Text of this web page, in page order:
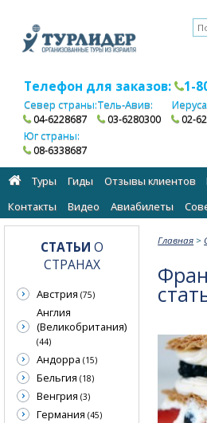
Телефон для заказов: 1-
Север страны:
04-6228687
Тель-Авив:
03-6280300
02-
Юг страны:
08-6338687
Туры Гиды Отзывы клиентов
Контакты
Видео Авиабилеты
Главная >
СТАТЬИ О
СТРАНАХ
Австрия (75)
Англия
(Великобритания)
(44)
Андорра (15)
Бельгия (18)
Венгрия (3)
Германия (45)